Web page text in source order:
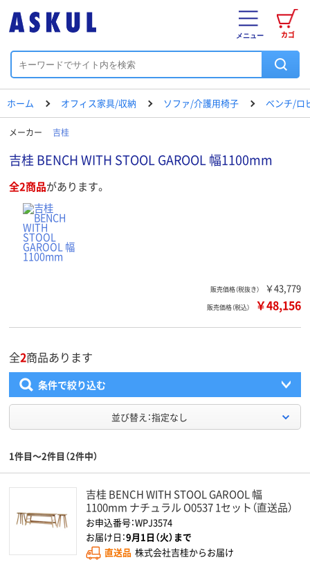
カゴ
メニュー
ホーム オフィス家具/収納 ソファ/介護用椅子 ベンチ/ロ
メーカー 吉桂
吉桂 BENCH WITH STOOL GAROOL 幅1100mm
全2商品があります。
販売価格（税抜き） ￥43,779
販売価格（税込） ￥48,156
全2商品あります
条件で絞り込む
並び替え：指定なし
1件目～2件目（2件中）
吉桂 BENCH WITH STOOL GAROOL 幅
1100mm ナチュラル O0537 1セット（直送品）
お申込番号：WPJ3574
お届け日：9月1日（火）まで
直送品 株式会社吉桂からお届け